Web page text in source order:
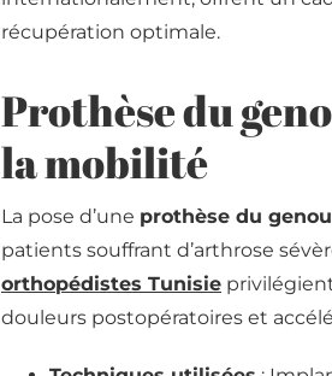
récupération optimale.
Prothèse du
la mobilité
La pose d’une prothèse du
patients souffrant d’arthrose
orthopédistes Tunisie
douleurs postopératoires et